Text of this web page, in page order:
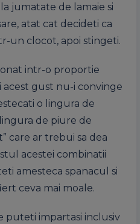
jumatate de lamaie si
atat cat decideti ca
un clocot, apoi stingeti.
intr-o proportie
gust nu-i convinge
o lingura de
de piure de
care ar trebui sa dea
acestei combinatii
amesteca spanacul si
ceva mai moale.
puteti impartasi inclusiv